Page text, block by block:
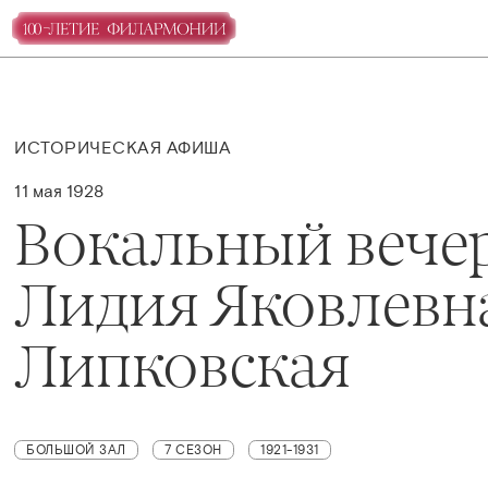
ИСТОРИЧЕСКАЯ АФИША
11 мая 1928
Вокальный
Лидия
Липковская
БОЛЬШОЙ ЗАЛ 7 СЕЗОН 1921-1931